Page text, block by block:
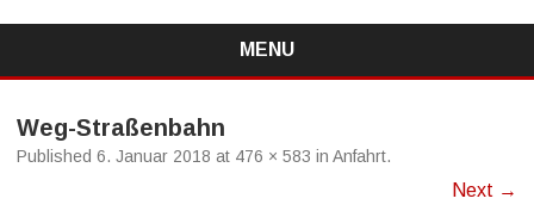
MENU
Skip
Weg-Straßenbahn
Published 6. Januar 2018 at 476 × 583 in Anfahrt.
Next →